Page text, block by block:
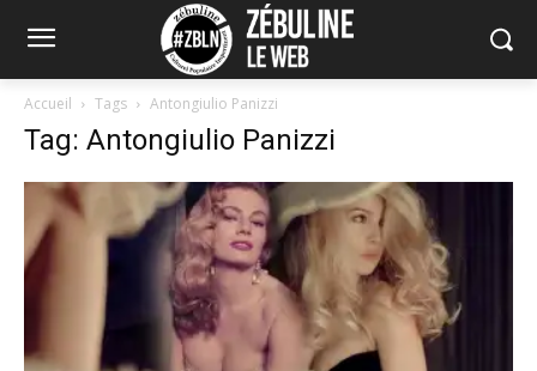
Accueil Tags Antongiulio Panizzi
Tag: Antongiulio Panizzi